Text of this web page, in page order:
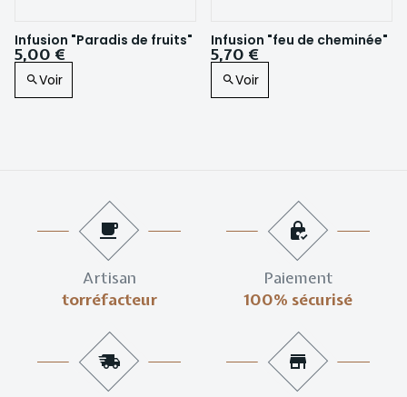
Infusion "Paradis de fruits"
5,00 €
Voir
Infusion "feu de cheminée"
5,70 €
Voir
Artisan
torréfacteur
Paiement
100% sécurisé